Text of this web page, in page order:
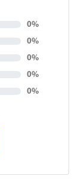
0%
0%
0%
0%
0%